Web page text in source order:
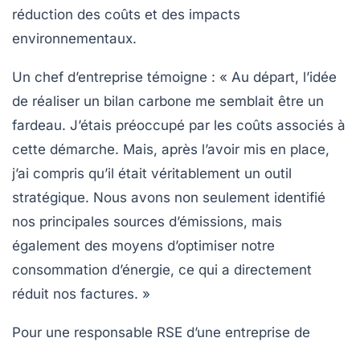
réduction des coûts et des impacts
environnementaux.
Un chef d’entreprise témoigne : « Au départ, l’idée
de réaliser un bilan carbone me semblait être un
fardeau. J’étais préoccupé par les coûts associés à
cette démarche. Mais, après l’avoir mis en place,
j’ai compris qu’il était véritablement un outil
stratégique. Nous avons non seulement identifié
nos principales sources d’émissions, mais
également des moyens d’optimiser notre
consommation d’énergie, ce qui a directement
réduit nos factures. »
Pour une responsable RSE d’une entreprise de